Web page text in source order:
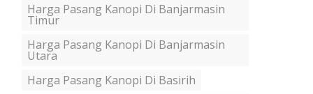
Harga Pasang Kanopi Di Banjarmasin
Timur
Harga Pasang Kanopi Di Banjarmasin
Utara
Harga Pasang Kanopi Di Basirih